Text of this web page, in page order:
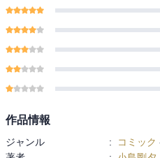
作品情報
ジャンル : コミック